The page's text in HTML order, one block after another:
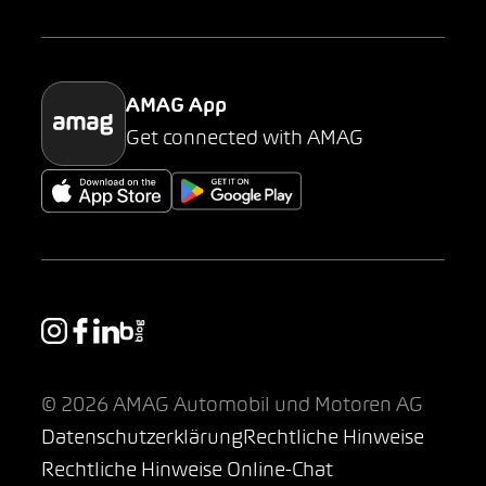
Parking
AMAG App
Get connected with AMAG
© 2026 AMAG Automobil und Motoren AG
DatenschutzerklärungRechtliche Hinweise
Rechtliche Hinweise Online-Chat